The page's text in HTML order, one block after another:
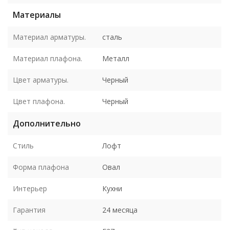
Материалы
Материал арматуры. cталь
Материал плафона. Металл
Цвет арматуры. Черный
Цвет плафона. Черный
Дополнительно
Стиль Лофт
Форма плафона Овал
Интерьер Кухни
Гарантия 24 месяца